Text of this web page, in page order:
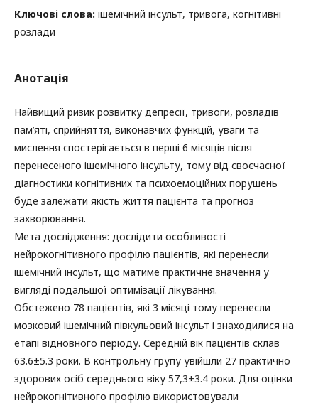
Ключові слова: ішемічний інсульт, тривога, когнітивні
розлади
Анотація
Найвищий ризик розвитку депресії, тривоги, розладів
пам’яті, сприйняття, виконавчих функцій, уваги та
мислення спостерігається в перші 6 місяців після
перенесеного ішемічного інсульту, тому від своєчасної
діагностики когнітивних та психоемоційних порушень
буде залежати якість життя пацієнта та прогноз
захворювання.
Мета дослідження: дослідити особливості
нейрокогнітивного профілю пацієнтів, які перенесли
ішемічний інсульт, що матиме практичне значення у
вигляді подальшої оптимізації лікування.
Обстежено 78 пацієнтів, які 3 місяці тому перенесли
мозковий ішемічний півкульовий інсульт і знаходилися на
етапі відновного періоду. Середній вік пацієнтів склав
63.6±5.3 роки. В контрольну групу увійшли 27 практично
здорових осіб середнього віку 57,3±3.4 роки. Для оцінки
нейрокогнітивного профілю використовували